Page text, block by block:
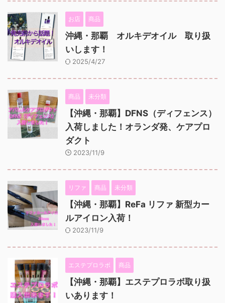
お店 商品
沖縄・那覇 オルキデオイル 取り扱
いします！
2025/4/27
商品 未分類
【沖縄・那覇】DFNS（ディフェンス）
入荷しました！オランダ発、ケアプロ
ダクト
2023/11/9
リファ 商品 未分類
【沖縄・那覇】ReFa リファ 新型カー
ルアイロン入荷！
2023/11/9
エステプロラボ 商品
【沖縄・那覇】エステプロラボ取り扱
いあります！